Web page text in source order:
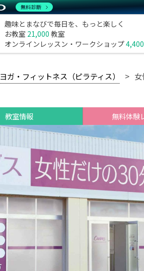
趣味とまなびで毎日を、もっと楽しく
お教室 21,000 教室
オンラインレッスン・ワークショップ4,400
ヨガ・フィットネス（ピラティス）
教室情報 無料体験
無料診断